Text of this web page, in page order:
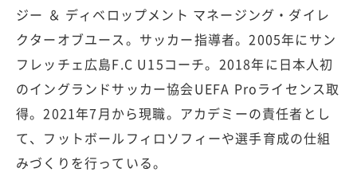
ジー ＆ ディベロップメント マネージング・ダイレ
クターオブユース。サッカー指導者。2005年にサン
フレッチェ広島F.C U15コーチ。2018年に日本人初
のイングランドサッカー協会UEFA Proライセンス取
得。2021年7月から現職。アカデミーの責任者とし
て、フットボールフィロソフィーや選手育成の仕組
みづくりを行っている。